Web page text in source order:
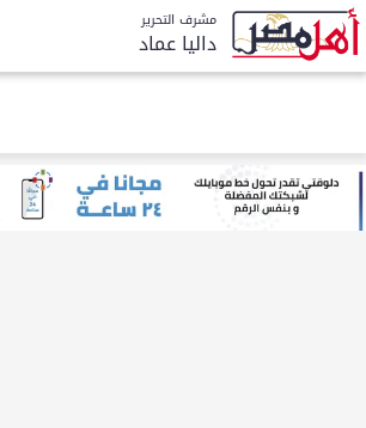
مشرف التحرير
داليا عماد